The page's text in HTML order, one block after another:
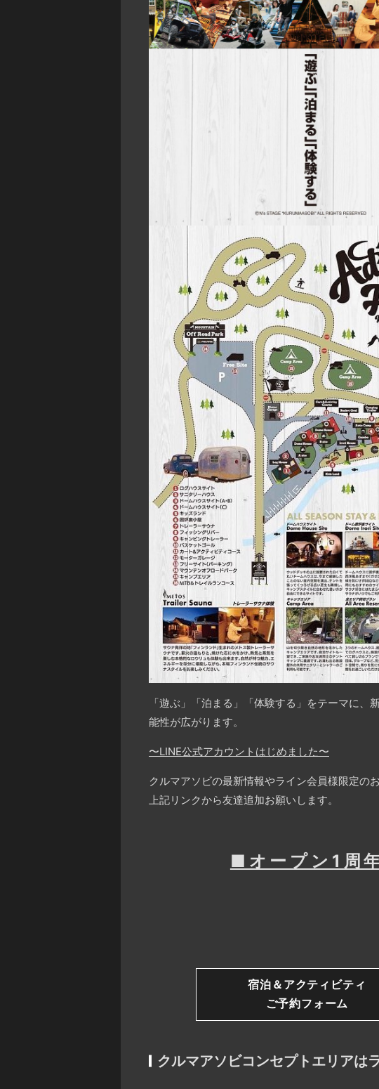
「遊ぶ」「泊まる」「体験する」をテーマに
能性が広がります。
〜LINE公式アカウントはじめました〜
クルマアソビの最新情報やライン会員様限定の
上記リンクから友達追加お願いします。
■オープン1周
宿泊＆アクティビティ
ご予約フォーム
クルマアソビコンセプトエリアは